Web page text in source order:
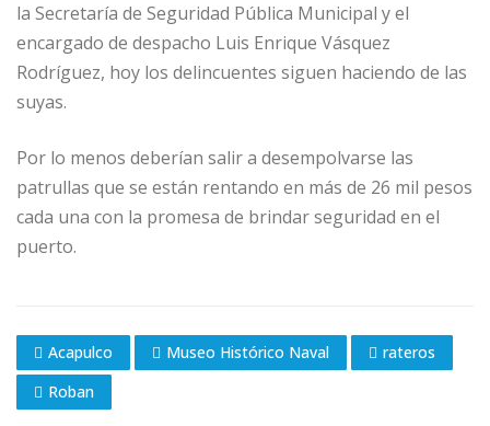
la Secretaría de Seguridad Pública Municipal y el
encargado de despacho Luis Enrique Vásquez
Rodríguez, hoy los delincuentes siguen haciendo de las
suyas.
Por lo menos deberían salir a desempolvarse las
patrullas que se están rentando en más de 26 mil pesos
cada una con la promesa de brindar seguridad en el
puerto.
Acapulco Museo Histórico Naval
rateros
Roban